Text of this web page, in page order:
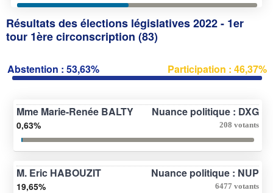
Résultats des élections législatives 2022 - 1er
tour 1ère circonscription (83)
Abstention : 53,63% Participation : 46,37%
Mme Marie-Renée BALTY Nuance politique : DXG
0,63% 208 votants
M. Eric HABOUZIT Nuance politique : NUP
19,65% 6477 votants